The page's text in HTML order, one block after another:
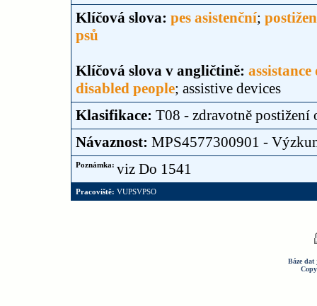
Klíčová slova: pes asistenční;
psů
Klíčová slova v angličtině: assistance
disabled people; assistive devices
Klasifikace: T08 - zdravotně postižení
Návaznost: MPS4577300901 -
Poznámka: viz Do 1541
Pracoviště: VUPSVPSO
Báze dat